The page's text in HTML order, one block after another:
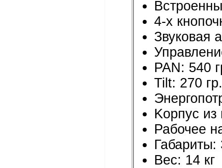
4-х
Звуковая
PAN: 540
Tilt: 270 гр.
Kорпус из
Рабочее
Вес: 14 кг